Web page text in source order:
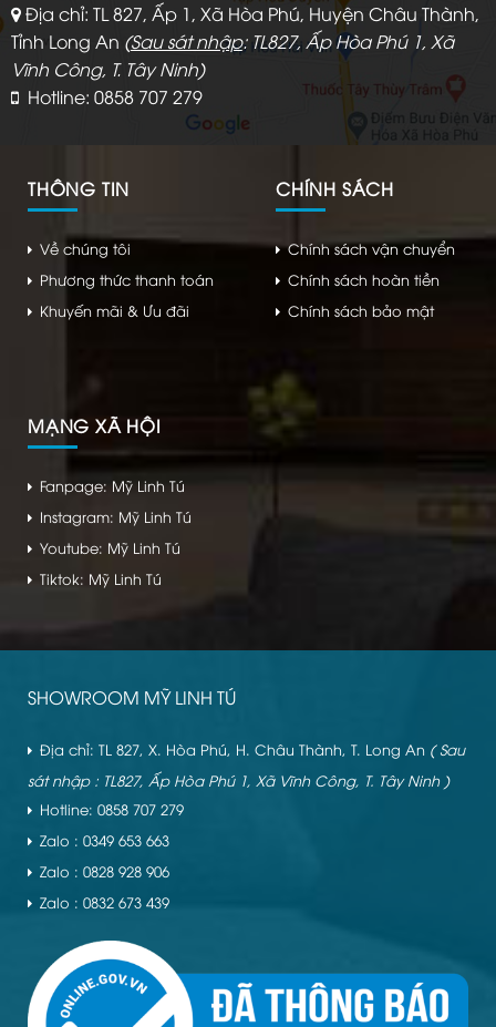
Địa chỉ: TL 827, Ấp 1, Xã Hòa Phú, Huyện Châu Thành,
Tỉnh Long An (Sau sát nhập: TL827, Ấp Hòa Phú 1, Xã
Vĩnh Công, T. Tây Ninh)
Hotline: 0858 707 279
THÔNG TIN
Về chúng tôi
Phương thức thanh toán
Khuyến mãi & Ưu đãi
CHÍNH SÁCH
Chính sách vận chuyển
Chính sách hoàn tiền
Chính sách bảo mật
MẠNG XÃ HỘI
Fanpage: Mỹ Linh Tú
Instagram: Mỹ Linh Tú
Youtube: Mỹ Linh Tú
Tiktok: Mỹ Linh Tú
SHOWROOM MỸ LINH TÚ
Địa chỉ: TL 827, X. Hòa Phú, H. Châu Thành, T. Long An ( Sau
sát nhập : TL827, Ấp Hòa Phú 1, Xã Vĩnh Công, T. Tây Ninh )
Hotline: 0858 707 279
Zalo : 0349 653 663
Zalo : 0828 928 906
Zalo : 0832 673 439